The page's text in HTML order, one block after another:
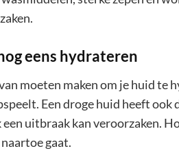
eens hydrateren
moeten maken om je huid te
Een droge huid heeft
uitbraak kan veroorzaken.
gaat.